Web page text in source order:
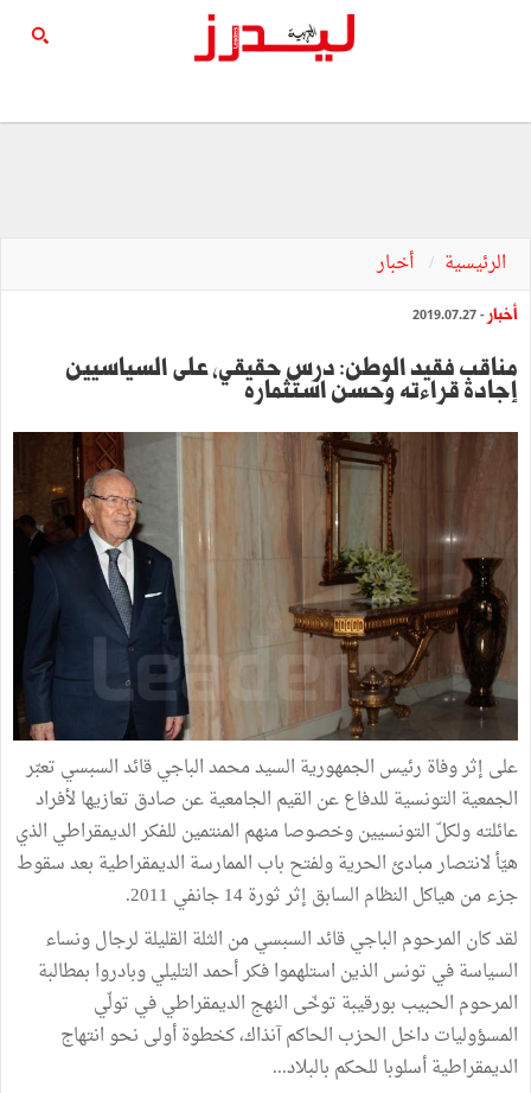
الرئيسية أخبار
أخبار - 2019.07.27
مناقب فقيد الوطن: درس حقيقي، على السياسيين
إجادة قراءته وحسن استثماره
على إثر وفاة رئيس الجمهورية السيد محمد الباجي قائد السبسي تعبّر
الجمعية التونسية للدفاع عن القيم الجامعية عن صادق تعازيها لأفراد
عائلته ولكلّ التونسيين وخصوصا منهم المنتمين للفكر الديمقراطي الذي
هيّأ لانتصار مبادئ الحرية ولفتح باب الممارسة الديمقراطية بعد سقوط
جزء من هياكل النظام السابق إثر ثورة 14 جانفي 2011.
لقد كان المرحوم الباجي قائد السبسي من الثلة القليلة لرجال ونساء
السياسة في تونس الذين استلهموا فكر أحمد التليلي وبادروا بمطالبة
المرحوم الحبيب بورقيبة توخّى النهج الديمقراطي في تولّي
المسؤوليات داخل الحزب الحاكم آنذاك، كخطوة أولى نحو انتهاج
الديمقراطية أسلوبا للحكم بالبلاد...